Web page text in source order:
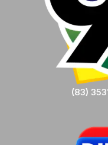
(83)